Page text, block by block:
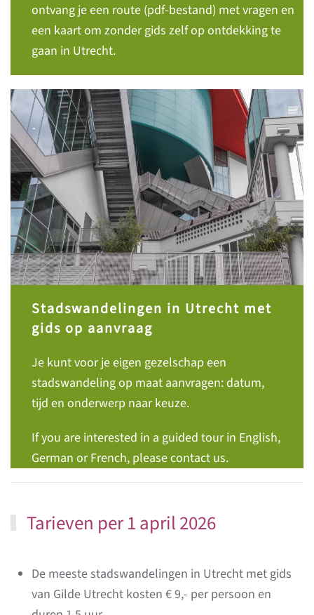
ontvang je een route (pdf-bestand) met vragen en
een kaart om zonder gids zelf op ontdekking te
gaan in Utrecht.
Stadswandelingen in Utrecht met
gids op aanvraag
Je kunt voor je eigen gezelschap een
stadswandeling op maat aanvragen: datum,
tijd en onderwerp naar keuze.
If you are interested in a guided tour in English,
German or French, please contact us.
Tarieven per 1 april 2026
De meeste stadswandelingen in Utrecht met gids
van Gilde Utrecht kosten € 9,- per persoon en